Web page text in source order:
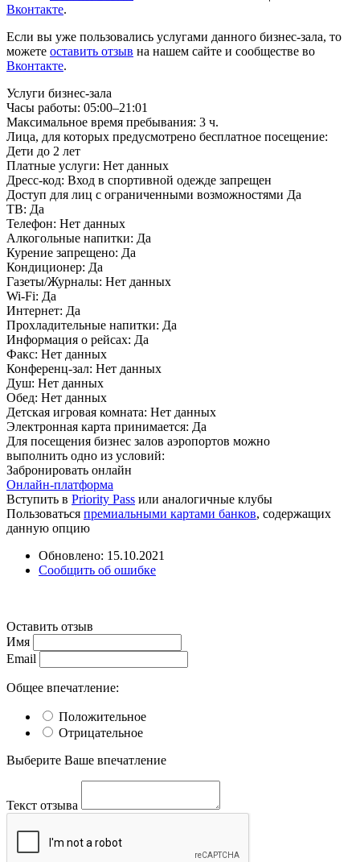
Вконтакте.
Если вы уже пользовались услугами данного бизнес-зала, то
можете оставить отзыв на нашем сайте и сообществе во
Вконтакте.
Услуги бизнес-зала
Часы работы: 05:00–21:01
Максимальное время пребывания: 3 ч.
Лица, для которых предусмотрено бесплатное посещение:
Дети до 2 лет
Платные услуги: Нет данных
Дресс-код: Вход в спортивной одежде запрещен
Доступ для лиц с ограниченными возможностями Да
ТВ: Да
Телефон: Нет данных
Алкогольные напитки: Да
Курение запрещено: Да
Кондиционер: Да
Газеты/Журналы: Нет данных
Wi-Fi: Да
Интернет: Да
Прохладительные напитки: Да
Информация о рейсах: Да
Факс: Нет данных
Конференц-зал: Нет данных
Душ: Нет данных
Обед: Нет данных
Детская игровая комната: Нет данных
Электронная карта принимается: Да
Для посещения бизнес залов аэропортов можно
выполнить одно из условий:
Забронировать онлайн
Онлайн-платформа
Вступить в Priority Pass или аналогичные клубы
Пользоваться премиальными картами банков, содержащих
данную опцию
Обновлено: 15.10.2021
Сообщить об ошибке
Оставить отзыв
Имя
Email
Общее впечатление:
Положительное
Отрицательное
Выберите Ваше впечатление
Текст отзыва